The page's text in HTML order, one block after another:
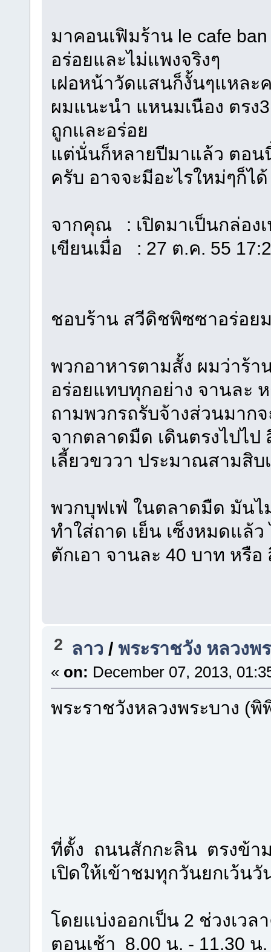
มาคอนเฟิมร้าน le cafe
อร่อยและไม่แพงจริงๆ
เฝอหน้าวัดแสนก็งั้นๆแหละ
ผมแนะนำ แหนมเนือง ตรง
ถูกและอร่อย
แต่นั่นก็หลายปีมาแล้ว ตอน
ครับ อาจจะมีอะไรใหม่ๆก็ได้
จากคุณ : เปิดมาเป็นกล่อง
เขียนเมื่อ : 27 ต.ค. 55
ชอบร้าน สวีดิชพิซซาอร่อย
พวกอาหารตามสั้ง ผมว่าร้า
อร่อยแทบทุกอย่าง จานละ
ถามพวกรถรับจ้างส่วนมากจ
จากตลาดมืด เดินตรงไปไป
เลี้ยวขววา ประมาณสามสิบ
พวกบุฟเฟ่ ในตลาดมืด มันไ
ทำใส่ถาด เย็น เซ็งหมดแล้
ตักเอา จานละ 40 บาท หรื
2 ลาว /พระราชวัง หลวงพ
« on: December 07, 2013,
พระราชวังหลวงพระบาง (
ที่ตั้ง ถนนสักกะลิน ตรงข้า
เปิดให้เข้าชมทุกวันยกเว้นวั
โดยแบ่งออกเป็น 2 ช่วงเวล
ตอนเช้า 8.00 น. - 11.30 น.